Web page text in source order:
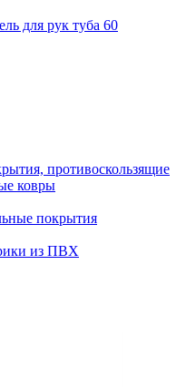
для рук туба 60
противоскользящие
ковры
покрытия
из ПВХ